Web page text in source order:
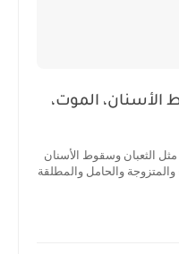
الأسنان، الموت،
الثعبان وسقوط الأسنان
والحامل والمطلقة